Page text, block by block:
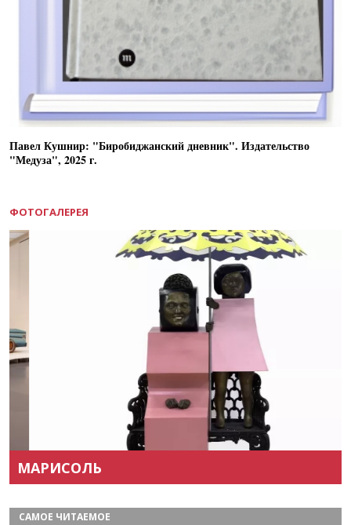
Павел Кушнир: "Биробиджанский дневник". Издательство
"Медуза", 2025 г.
ФОТОГАЛЕРЕЯ
МАРИСОЛЬ
САМОЕ ЧИТАЕМОЕ